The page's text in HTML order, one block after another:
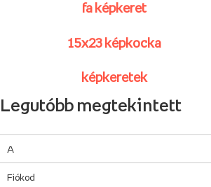
fa képkeret
15x23 képkocka
képkeretek
Legutóbb megtekintett
A
Fiókod